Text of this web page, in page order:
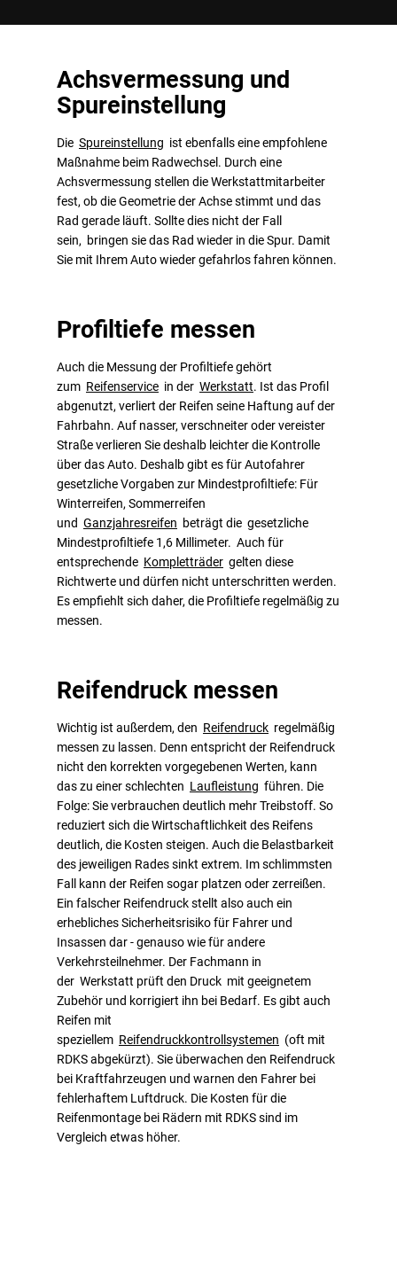
Achsvermessung und
Spureinstellung
Die Spureinstellung ist ebenfalls eine empfohlene
Maßnahme beim Radwechsel. Durch eine
Achsvermessung stellen die Werkstattmitarbeiter
fest, ob die Geometrie der Achse stimmt und das
Rad gerade läuft. Sollte dies nicht der Fall
sein, bringen sie das Rad wieder in die Spur. Damit
Sie mit Ihrem Auto wieder gefahrlos fahren können.
Profiltiefe messen
Auch die Messung der Profiltiefe gehört
zum Reifenservice in der Werkstatt. Ist das Profil
abgenutzt, verliert der Reifen seine Haftung auf der
Fahrbahn. Auf nasser, verschneiter oder vereister
Straße verlieren Sie deshalb leichter die Kontrolle
über das Auto. Deshalb gibt es für Autofahrer
gesetzliche Vorgaben zur Mindestprofiltiefe: Für
Winterreifen, Sommerreifen
und Ganzjahresreifen beträgt die gesetzliche
Mindestprofiltiefe 1,6 Millimeter. Auch für
entsprechende Kompletträder gelten diese
Richtwerte und dürfen nicht unterschritten werden.
Es empfiehlt sich daher, die Profiltiefe regelmäßig zu
messen.
Reifendruck messen
Wichtig ist außerdem, den Reifendruck regelmäßig
messen zu lassen. Denn entspricht der Reifendruck
nicht den korrekten vorgegebenen Werten, kann
das zu einer schlechten Laufleistung führen. Die
Folge: Sie verbrauchen deutlich mehr Treibstoff. So
reduziert sich die Wirtschaftlichkeit des Reifens
deutlich, die Kosten steigen. Auch die Belastbarkeit
des jeweiligen Rades sinkt extrem. Im schlimmsten
Fall kann der Reifen sogar platzen oder zerreißen.
Ein falscher Reifendruck stellt also auch ein
erhebliches Sicherheitsrisiko für Fahrer und
Insassen dar - genauso wie für andere
Verkehrsteilnehmer. Der Fachmann in
der Werkstatt prüft den Druck mit geeignetem
Zubehör und korrigiert ihn bei Bedarf. Es gibt auch
Reifen mit
speziellem Reifendruckkontrollsystemen (oft mit
RDKS abgekürzt). Sie überwachen den Reifendruck
bei Kraftfahrzeugen und warnen den Fahrer bei
fehlerhaftem Luftdruck. Die Kosten für die
Reifenmontage bei Rädern mit RDKS sind im
Vergleich etwas höher.